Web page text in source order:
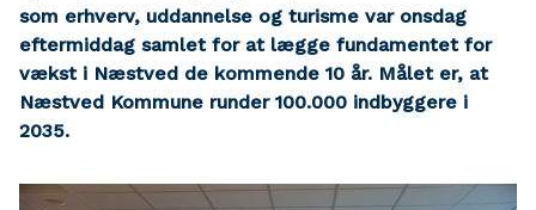
som erhverv, uddannelse og turisme var onsdag
eftermiddag samlet for at lægge fundamentet for
vækst i Næstved de kommende 10 år. Målet er, at
Næstved Kommune runder 100.000 indbyggere i
2035.